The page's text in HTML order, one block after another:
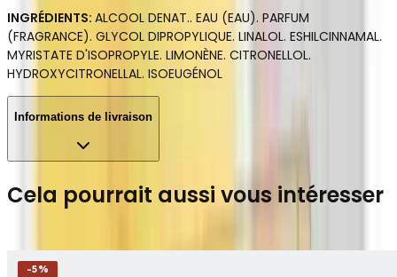
INGRÉDIENTS: ALCOOL DENAT.. EAU (EAU). PARFUM
(FRAGRANCE). GLYCOL DIPROPYLIQUE. LINALOL. ESHILCINNAMAL.
MYRISTATE D'ISOPROPYLE. LIMONÈNE. CITRONELLOL.
HYDROXYCITRONELLAL. ISOEUGÉNOL
Informations de livraison
Cela pourrait aussi vous intéresser
-5%